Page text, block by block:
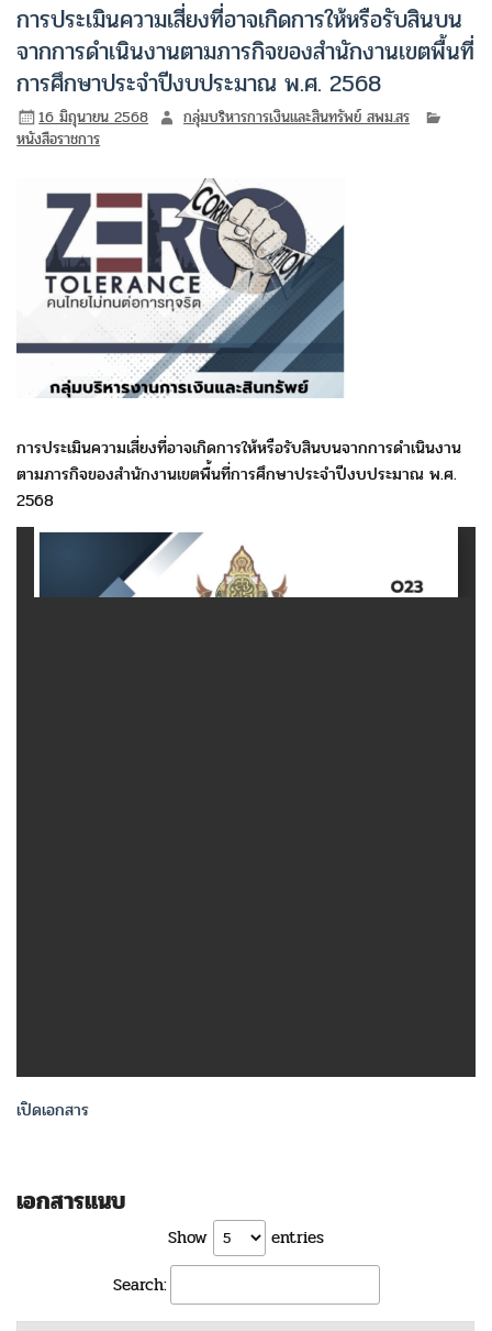
การประเมินความเสี่ยงที่อาจเกิดการให้หรือรับสินบน
จากการดำเนินงานตามภารกิจของสำนักงานเขตพื้นที่
การศึกษาประจำปีงบประมาณ พ.ศ. 2568
16 มิถุนายน 2568
กลุ่มบริหารการเงินและสินทรัพย์ สพม.สร
หนังสือราชการ
การประเมินความเสี่ยงที่อาจเกิดการให้หรือรับสินบนจากการดำเนินงาน
ตามภารกิจของสำนักงานเขตพื้นที่การศึกษาประจำปีงบประมาณ พ.ศ.
2568
เปิดเอกสาร
เอกสารแนบ
Show
entries
Search: